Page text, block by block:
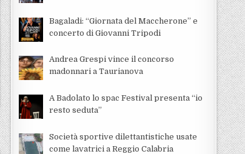
Bagaladi: “Giornata del Maccherone” e
concerto di Giovanni Tripodi
Andrea Grespi vince il concorso
madonnari a Taurianova
A Badolato lo spac Festival presenta “io
resto seduta”
Società sportive dilettantistiche usate
come lavatrici a Reggio Calabria